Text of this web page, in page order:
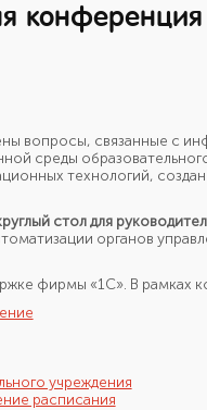
вопросы, связанные с
среды
технологий,
стол для
органов
фирмы «1С». В рамках
учреждения
расписания